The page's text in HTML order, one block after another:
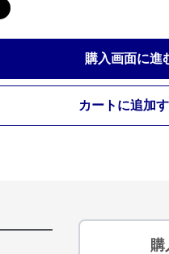
購入画面に進
カートに追加
購